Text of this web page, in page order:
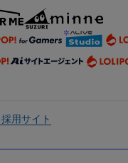
採用サイト